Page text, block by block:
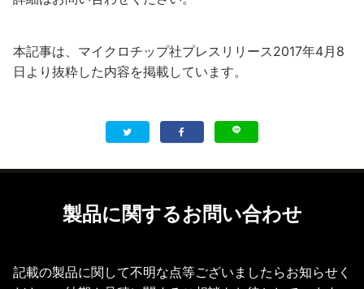
本記事は、マイクロチップ社プレスリリース2017年4月8
日より抜粋した内容を掲載しています。
製品に関するお問い合わせ
記載の製品に関して不明な点等ございましたらお知らせく